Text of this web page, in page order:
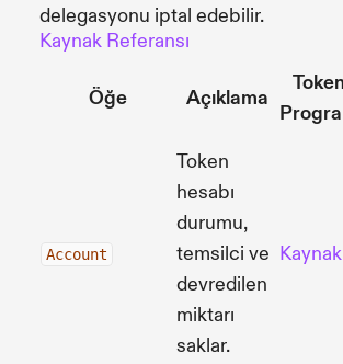
delegasyonu iptal edebilir.
Kaynak Referansı
Öğe Açıklama
Token
Account
Token
hesabı
durumu,
temsilci ve
devredilen
miktarı
saklar.
Kaynak